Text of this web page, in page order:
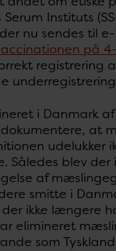
Instituts
nu sendes til e-
på
registrering
i Danmark af
at
udelukker
blev der
af
smitte i
ikke længere
elimineret
som